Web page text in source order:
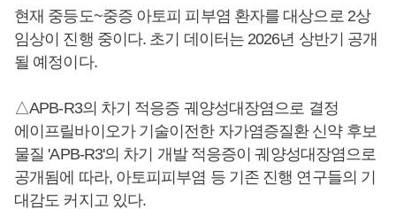
현재 중등도~중증 아토피 피부염 환자를 대상으로 2상
임상이 진행 중이다. 초기 데이터는 2026년 상반기 공개
될 예정이다.
△APB-R3의 차기 적응증 궤양성대장염으로 결정
에이프릴바이오가 기술이전한 자가염증질환 신약 후보
물질 'APB-R3'의 차기 개발 적응증이 궤양성대장염으로
공개됨에 따라, 아토피피부염 등 기존 진행 연구들의 기
대감도 커지고 있다.